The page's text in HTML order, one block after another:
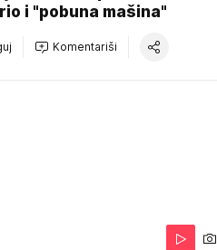
i "pobuna mašina"
Komentariši